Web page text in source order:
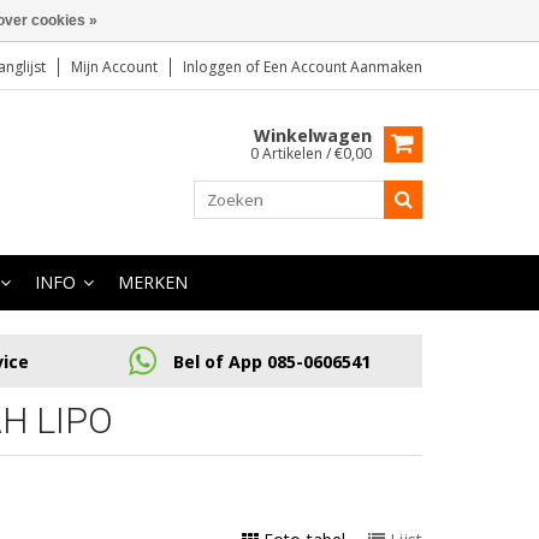
Mijn Account Inloggen of Een Account Aanmaken
Winkelwagen
0 Artikelen / €0,00
INFO MERKEN
Bel of App 085-0606541
LIPO
cookies »